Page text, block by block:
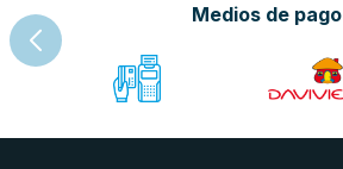
Medios de pago